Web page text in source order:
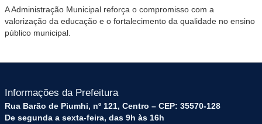
A Administração Municipal reforça o compromisso com a
valorização da educação e o fortalecimento da qualidade no ensino
público municipal.
Informações da Prefeitura
Rua Barão de Piumhi, nº 121, Centro – CEP: 35570-128
De segunda a sexta-feira, das 9h às 16h